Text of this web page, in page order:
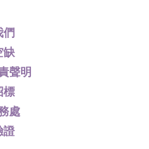
們
缺
聲明
標
處
證